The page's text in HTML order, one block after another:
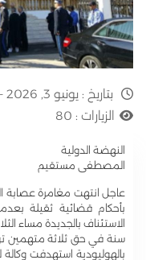
بتاريخ : يونيو 3, 2026 - 8:05 ص
الزيارات : 80
النهضة الدولية
المصطفى مستقيم
عاجل انتهت مغامرة عصابة
بأحكام قضائية ثقيلة
الاستئناف بالجديدة مساء
سنة في حق ثلاثة متهمين
بالهوليودية استهدفت